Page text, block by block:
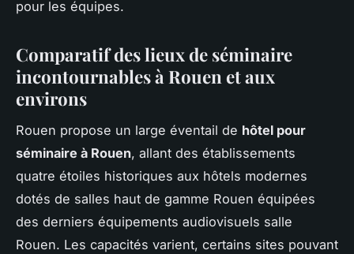
pour les équipes.
Comparatif des lieux de séminaire
incontournables à Rouen et aux
environs
Rouen propose un large éventail de hôtel pour
séminaire à Rouen, allant des établissements
quatre étoiles historiques aux hôtels modernes
dotés de salles haut de gamme Rouen équipées
des derniers équipements audiovisuels salle
Rouen. Les capacités varient, certains sites pouvant